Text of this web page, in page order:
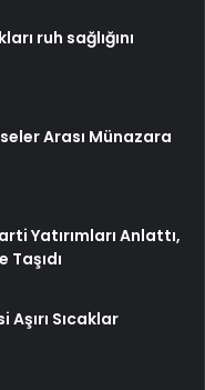
ruh sağlığını
Arası Münazara
Yatırımları Anlattı,
Sıcaklar